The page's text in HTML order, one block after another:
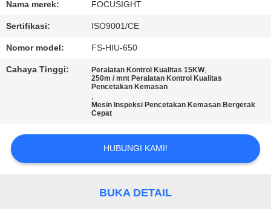
KAMI
BERITA
PERMINTAAN
PENAWARAN
SITEMAP
Nama merek: FOCUSIGHT
Sertifikasi: ISO9001/CE
Nomor model: FS-HIU-650
Cahaya Tinggi: Peralatan Kontrol Kualitas 15KW,
250m / mnt Peralatan Kontrol Kualitas
Pencetakan Kemasan
,
Mesin Inspeksi Pencetakan Kemasan Bergerak
Cepat
HUBUNGI KAMI!
BUKA DETAIL